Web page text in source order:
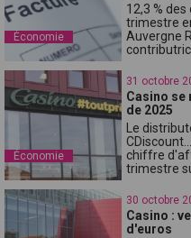
Économie
12,3 %
trimestre
Auvergne
Économie
31 octobre
Casino se
de 2025
Le
chiffre
trimestre
30 octobre
Casino :
d'euros